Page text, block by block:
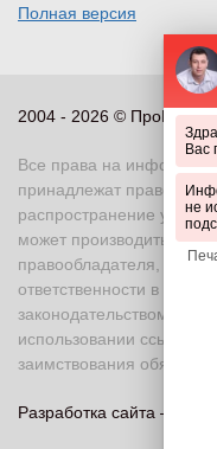
Вас
не
Полная версия
2004 - 2026 ©
Все права на
принадлежат
распространение
может производиться
правообладателя, в
ответственности в
законодательством
использовании ссылка
заимствования
Разработка сайта —